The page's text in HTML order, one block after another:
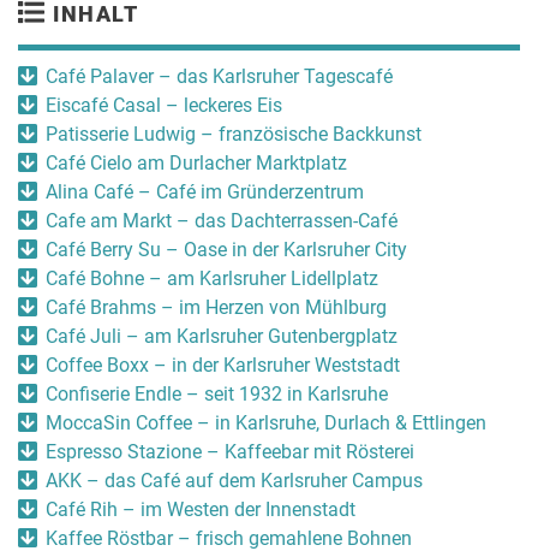
INHALT
Café Palaver – das Karlsruher Tagescafé
Eiscafé Casal – leckeres Eis
Patisserie Ludwig – französische Backkunst
Café Cielo am Durlacher Marktplatz
Alina Café – Café im Gründerzentrum
Cafe am Markt – das Dachterrassen-Café
Café Berry Su – Oase in der Karlsruher City
Café Bohne – am Karlsruher Lidellplatz
Café Brahms – im Herzen von Mühlburg
Café Juli – am Karlsruher Gutenbergplatz
Coffee Boxx – in der Karlsruher Weststadt
Confiserie Endle – seit 1932 in Karlsruhe
MoccaSin Coffee – in Karlsruhe, Durlach & Ettlingen
Espresso Stazione – Kaffeebar mit Rösterei
AKK – das Café auf dem Karlsruher Campus
Café Rih – im Westen der Innenstadt
Kaffee Röstbar – frisch gemahlene Bohnen